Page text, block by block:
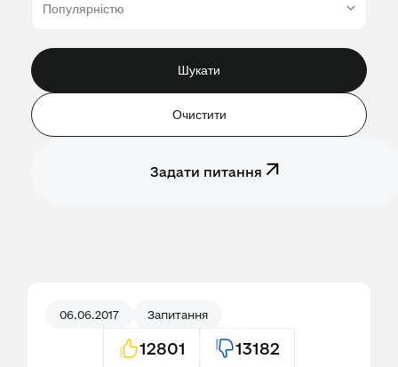
Шукати
Очистити
Задати питання
06.06.2017 Запитання
12801 13182